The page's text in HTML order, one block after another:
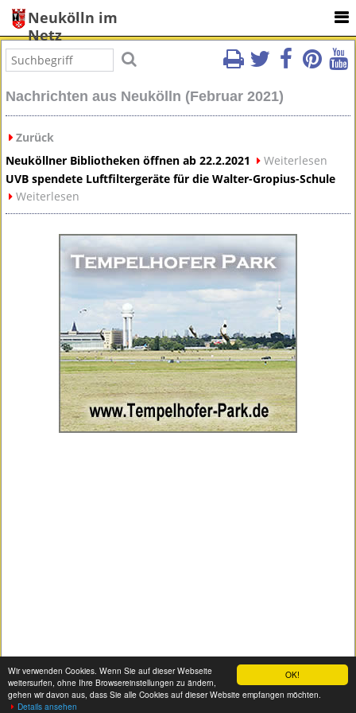
OK!
Wir verwenden Cookies. Wenn Sie auf dieser Webseite
weitersurfen, ohne Ihre Browsereinstellungen zu ändern,
gehen wir davon aus, dass Sie alle Cookies auf dieser Website empfangen möchten.
Details ansehen
Neukölln im
Netz
Nachrichten aus Neukölln (Februar 2021)
Zurück
Neuköllner Bibliotheken öffnen ab 22.2.2021
Weiterlesen
UVB spendete Luftfiltergeräte für die Walter-Gropius-Schule
Weiterlesen
| |Impressum|Datenschutz Seitenübersicht